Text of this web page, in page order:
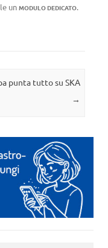
un MODULO DEDICATO.
punta tutto su SKA
→